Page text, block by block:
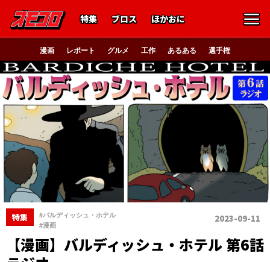
特集 ブロス ほかおに
漫画 レポート グルメ 工作 あるある 選手権
特集 #バルディッシュ・ホテル
#漫画
2023-09-11
【漫画】バルディッシュ・ホテル 第6話